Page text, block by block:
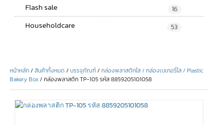
Flash sale 16
Householdcare 53
หน้าหลัก/สินค้าทั้งหมด /บรรจุภัณฑ์/กล่องพลาสติกใส / กล่องเบเกอรี่ใส / Plastic
Bakery Box/ กล่องพลาสติก TP-105 รหัส 8859205101058